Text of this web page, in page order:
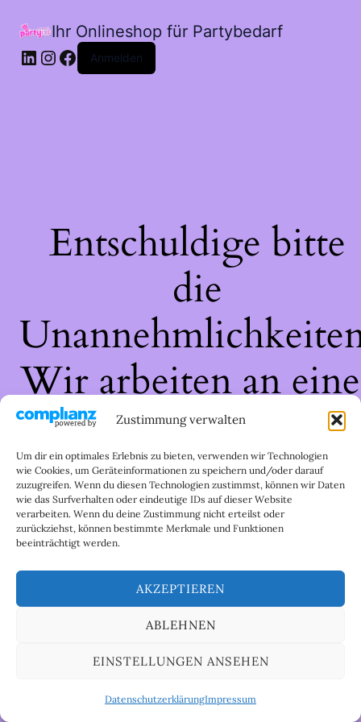
Zustimmung verwalten
Um dir ein optimales Erlebnis zu bieten, verwenden wir Technologien
wie Cookies, um Geräteinformationen zu speichern und/oder darauf
zuzugreifen. Wenn du diesen Technologien zustimmst, können wir Daten
wie das Surfverhalten oder eindeutige IDs auf dieser Website
verarbeiten. Wenn du deine Zustimmung nicht erteilst oder
zurückziehst, können bestimmte Merkmale und Funktionen
beeinträchtigt werden.
AKZEPTIEREN
ABLEHNEN
EINSTELLUNGEN ANSEHEN
DatenschutzerklärungImpressum
Ihr Onlineshop für Partybedarf
LinkedIn
Instagram
Facebook
Anmelden
Entschuldige bitte
die
Wir arbeiten an
großartigen Sache
schau bald wieder
vorbei!